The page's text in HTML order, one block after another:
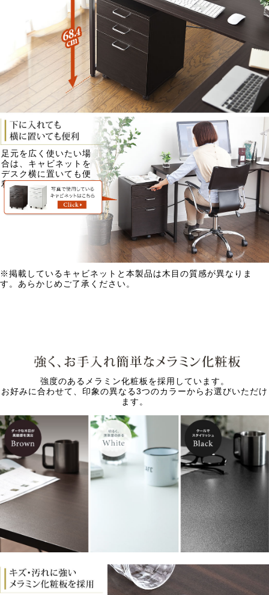
足元を広く使いたい場
合は、キャビネットを
デスク横に置いても便
利です。
※掲載しているキャビネットと本製品は木目の質感が異なりま
す。あらかじめご了承ください。
強度のあるメラミン化粧板を採用しています。
お好みに合わせて、印象の異なる3つのカラーからお選びいただけ
ます。